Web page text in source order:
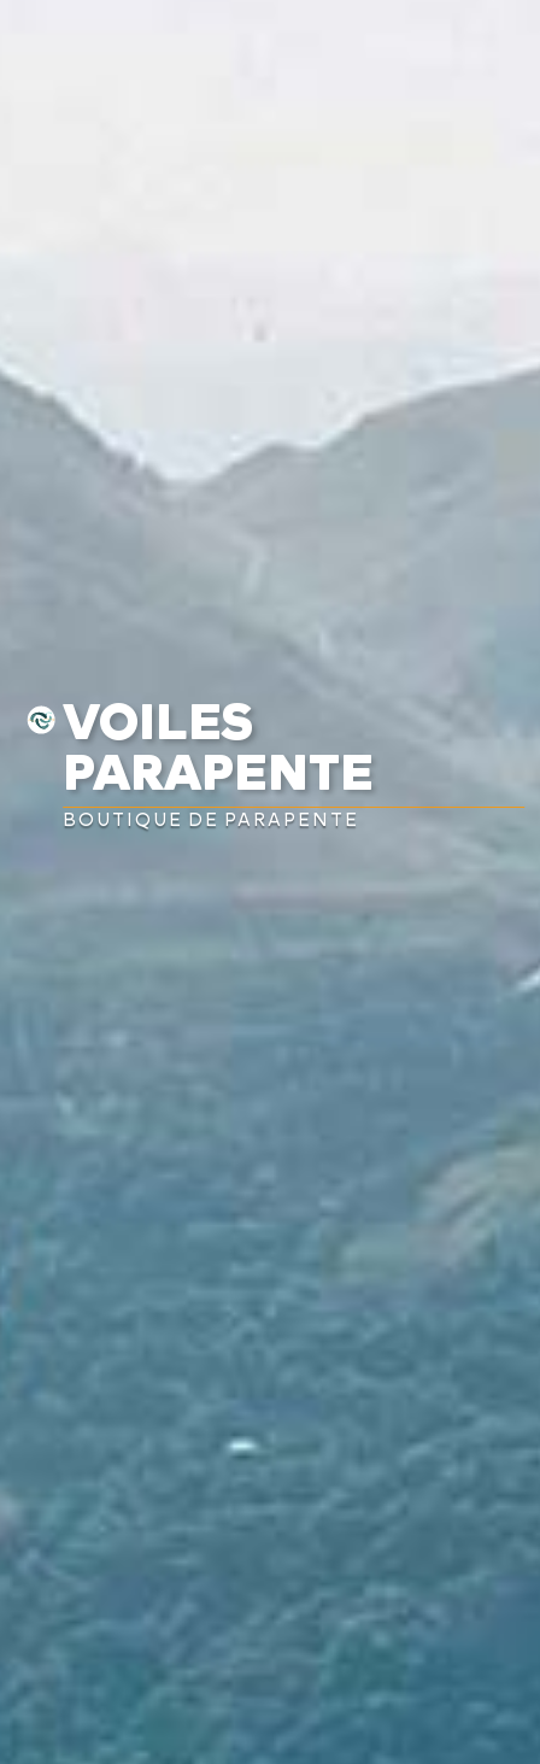
VOILES
PARAPENTE
BOUTIQUE DE PARAPENTE